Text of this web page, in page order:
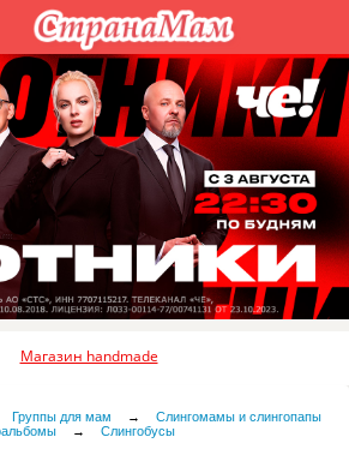
Магазин handmade
Группы для мам →
Слингомамы и слингопапы
→ Слингобусы